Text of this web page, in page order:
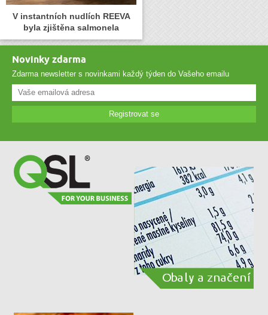
V instantních nudlích REEVA
byla zjištěna salmonela
Novinky zdarma
Zdarma newsletter s novinkami každý týden do Vašeho emailu
Registrovat se